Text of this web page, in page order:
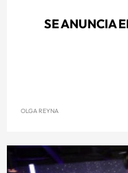
SE ANUNCIA
OLGA REYNA